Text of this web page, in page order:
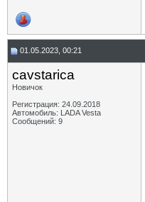
01.05.2023, 00:21
cavstarica
Новичок
Регистрация: 24.09.2018
Автомобиль: LADA Vesta
Сообщений: 9